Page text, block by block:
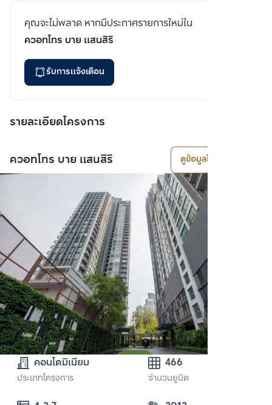
คุณจะไม่พลาด หากมีประกาศรายการใหม่ใน
ควอทโทร บาย แสนสิริ
รับการแจ้งเตือน
รายละเอียดโครงการ
ควอทโทร บาย แสนสิริ ดูข้อมูลโครงการ
คอนโดมิเนียม
ประเภทโครงการ
466
จำนวนยูนิต